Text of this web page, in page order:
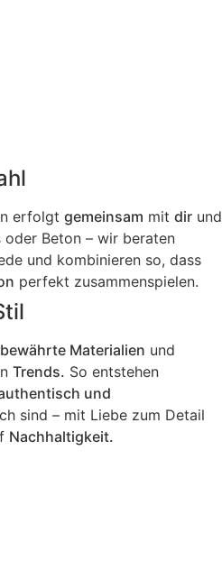
erfolgt gemeinsam mit dir und
oder Beton – wir beraten
und kombinieren so, dass
perfekt zusammenspielen.
Materialien und
Trends. So entstehen
und
sind – mit Liebe zum Detail
Nachhaltigkeit.